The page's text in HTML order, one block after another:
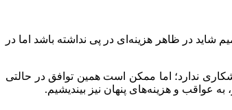
شاید در ظاهر هزینه‌ای در پی نداشته باشد اما در
ندارد؛ اما ممکن است همین توافق در حالتی
عواقب و هزینه‌های پنهان نیز بیندیشیم.